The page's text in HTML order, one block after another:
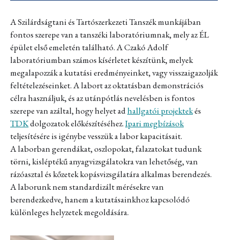
A Szilárdságtani és Tartószerkezeti Tanszék munkájában
fontos szerepe van a tanszéki laboratóriumnak, mely az ÉL
épület első emeletén található. A Czakó Adolf
laboratóriumban számos kísérletet készítünk, melyek
megalapozzák a kutatási eredményeinket, vagy visszaigazolják
feltételezéseinket. A labort az oktatásban demonstrációs
célra használjuk, és az utánpótlás nevelésben is fontos
szerepe van azáltal, hogy helyet adhallgatói projektekés
TDKdolgozatok előkészítéséhez.Ipari megbízások
teljesítésére is igénybe vesszük a labor kapacitásait.
A laborban gerendákat, oszlopokat, falazatokat tudunk
törni, kisléptékű anyagvizsgálatokra van lehetőség, van
rázóasztal és kőzetek kopásvizsgálatára alkalmas berendezés.
A laborunk nem standardizált mérésekre van
berendezkedve, hanem a kutatásainkhoz kapcsolódó
különleges helyzetek megoldására.